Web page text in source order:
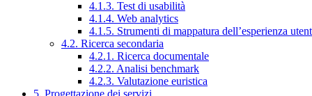
4.1.3. Test di usabilità
4.1.4. Web analytics
4.1.5. Strumenti di mappatura dell’esperienza
4.2. Ricerca secondaria
4.2.1. Ricerca documentale
4.2.2. Analisi benchmark
4.2.3. Valutazione euristica
5. Progettazione dei servizi